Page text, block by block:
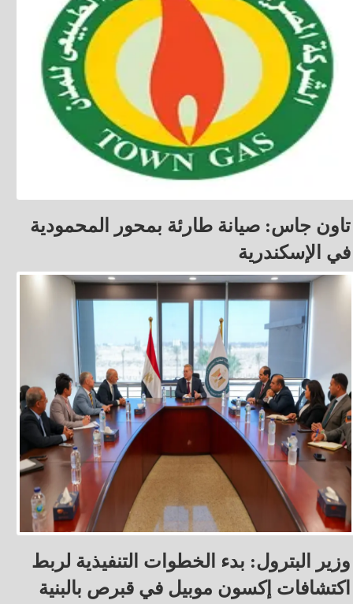
تاون جاس: صيانة طارئة بمحور المحمودية
في الإسكندرية
وزير البترول: بدء الخطوات التنفيذية لربط
اكتشافات إكسون موبيل في قبرص بالبنية